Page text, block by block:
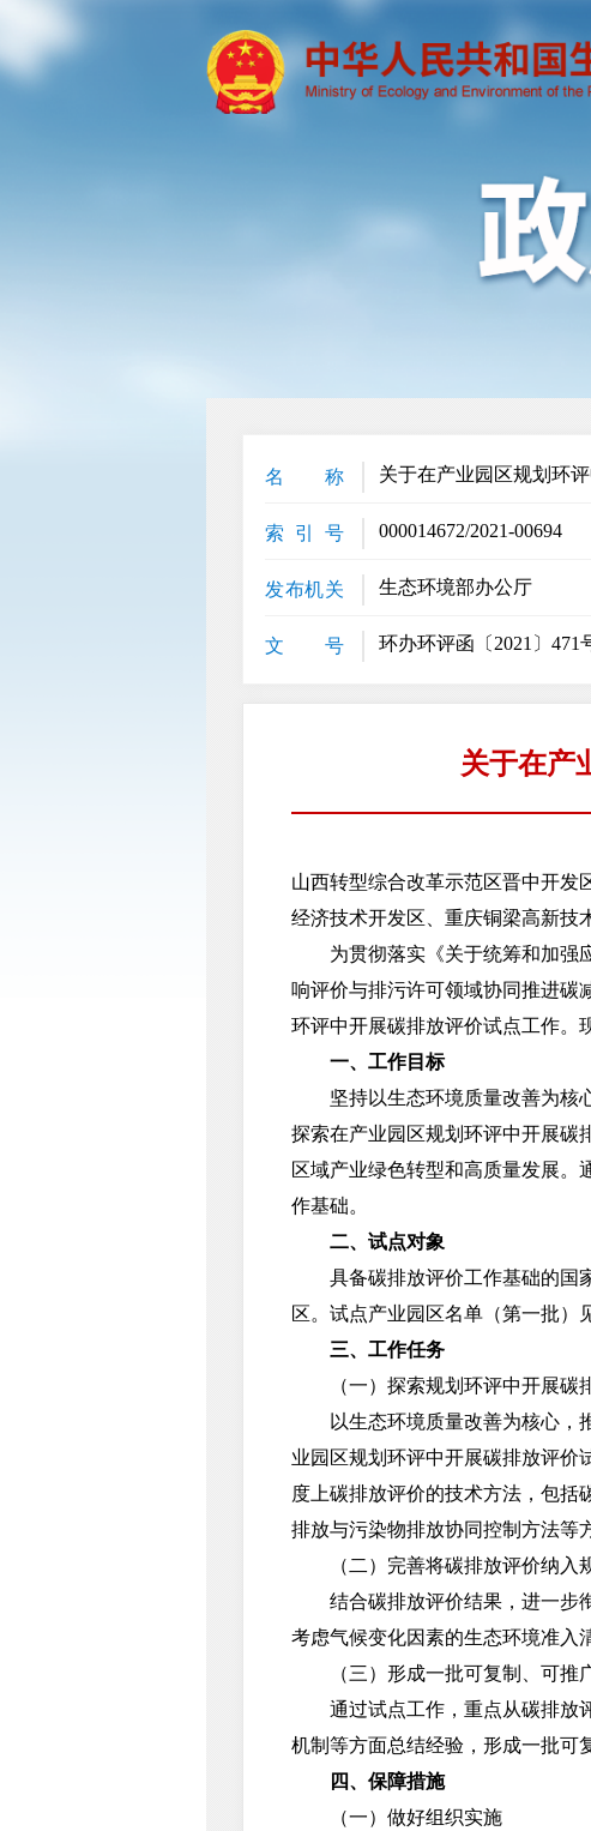
名 称 关于在产业园区规划环
索 引 号 000014672/2021-00694
发布机关 生态环境部办公厅
文 号 环办环评函〔2021〕471
关于在产
山西转型综合改革示范区晋中开发
经济技术开发区、重庆铜梁高新技
为贯彻落实《关于统筹和加强应
响评价与排污许可领域协同推进碳
环评中开展碳排放评价试点工作。
一、工作目标
坚持以生态环境质量改善为核心
探索在产业园区规划环评中开展碳
区域产业绿色转型和高质量发展。
作基础。
二、试点对象
具备碳排放评价工作基础的国家
区。试点产业园区名单（第一批）
三、工作任务
（一）探索规划环评中开展碳
以生态环境质量改善为核心，推
业园区规划环评中开展碳排放评价
度上碳排放评价的技术方法，包括
排放与污染物排放协同控制方法等
（二）完善将碳排放评价纳入
结合碳排放评价结果，进一步衔
考虑气候变化因素的生态环境准入
（三）形成一批可复制、可推
通过试点工作，重点从碳排放评
机制等方面总结经验，形成一批可
四、保障措施
（一）做好组织实施